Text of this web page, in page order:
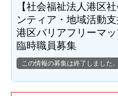
【社会福祉法人港区
ンティア・地域活動支
港区バリアフリーマ
臨時職員募集
この情報の募集は終了しました。